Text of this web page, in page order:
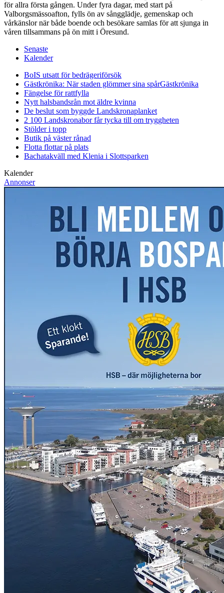
för allra första gången. Under fyra dagar, med start på
Valborgsmässoafton, fylls ön av sångglädje, gemenskap och
vårkänslor när både boende och besökare samlas för att sjunga in
våren tillsammans på ön mitt i Öresund.
Senaste
Kalender
BoIS utsatt för bedrägeriförsök
Gästkrönika: När staden glömmer sina spårGästkrönika
Fängelse för rattfylla
Nytt halsbandsrån mot äldre kvinna
De beslut som byggde Landskronaplanket
2 100 Landskronabor får tycka till om tryggheten
Stölder i topp
Butik på väster rånad
Flotta flottar på plats
Bachatakväll med Klenia i Slottsparken
Kalender
Annonser